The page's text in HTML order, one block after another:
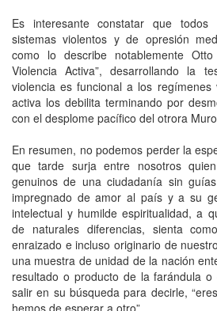
Es interesante constatar que todos
sistemas violentos y de opresión
como lo describe notablemente
Violencia Activa”, desarrollando la
violencia es funcional a los regímenes
activa los debilita terminando por
con el desplome pacífico del otrora
En resumen, no podemos perder la
que tarde surja entre nosotros
genuinos de una ciudadanía sin
impregnado de amor al país y a su
intelectual y humilde espiritualidad, a
de naturales diferencias, sienta
enraizado e incluso originario de
una muestra de unidad de la nación
resultado o producto de la farándula
salir en su búsqueda para decirle,
hemos de esperar a otro”.